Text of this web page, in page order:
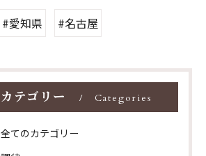
#愛知県 #名古屋
カテゴリー Categories
全てのカテゴリー